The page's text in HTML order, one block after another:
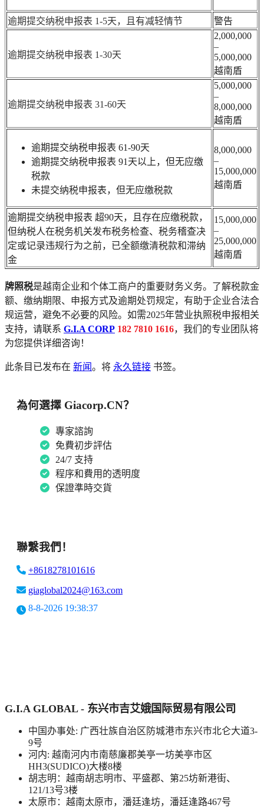
逾期提交纳税申报表 1-5天，且有减轻情节 警告
逾期提交纳税申报表 1-30天
2,000,000
–
5,000,000
越南盾
逾期提交纳税申报表 31-60天
5,000,000
–
8,000,000
越南盾
逾期提交纳税申报表 61-90天
逾期提交纳税申报表 91天以上，但无应缴
税款
未提交纳税申报表，但无应缴税款
8,000,000
–
15,000,000
越南盾
逾期提交纳税申报表 超90天，且存在应缴税款，
但纳税人在税务机关发布税务检查、税务稽查决
定或记录违规行为之前，已全额缴清税款和滞纳
金
15,000,000
–
25,000,000
越南盾
牌照税是越南企业和个体工商户的重要财务义务。了解税款金
额、缴纳期限、申报方式及逾期处罚规定，有助于企业合法合
规运营，避免不必要的风险。如需2025年营业执照税申报相关
支持，请联系 G.I.A CORP 182 7810 1616，我们的专业团队将
为您提供详细咨询！
此条目已发布在 新闻。将 永久链接 书签。
為何選擇 Giacorp.CN？
專家諮詢
免費初步評估
24/7 支持
程序和費用的透明度
保證準時交貨
聯繫我們！
+8618278101616
giaglobal2024@163.com
8-8-2026 19:38:37
G.I.A GLOBAL - 东兴市吉艾娥国际贸易有限公司
中国办事处: 广西壮族自治区防城港市东兴市北仑大道3-
9号
河内: 越南河内市南慈廉郡美亭一坊美亭市区
HH3(SUDICO)大楼8楼
胡志明：越南胡志明市、平盛郡、第25坊新港街、
121/13号3楼
太原市：越南太原市，潘廷逢坊，潘廷逢路467号